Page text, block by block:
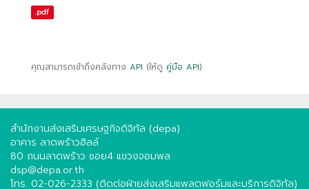
.pdf
คุณสามารถเข้าถึงคลังทาง API (ให้ดู คู่มือ API).
สำนักงานส่งเสริมเศรษฐกิจดิจิทัล (depa)
อาคาร ลาดพร้าวฮิลล์
80 ถนนลาดพร้าว ซอย4 แขวงจอมพล
dsp@depa.or.th
โทร. 02-026-2333 (ติดต่อฝ่ายส่งเสริมแพลตฟอร์มและบริการดิจิทัล)